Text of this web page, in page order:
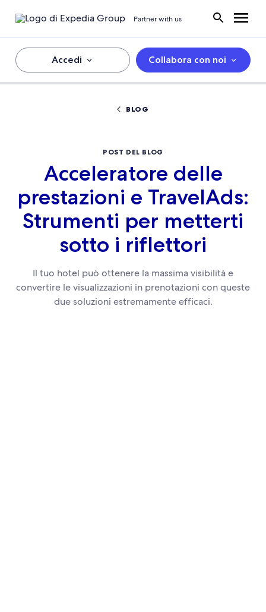
Partner with us
Accedi Collabora con noi
BLOG
POST DEL BLOG
Acceleratore delle
prestazioni e TravelAds:
Strumenti per metterti
sotto i riflettori
Il tuo hotel può ottenere la massima visibilità e
convertire le visualizzazioni in prenotazioni con queste
due soluzioni estremamente efficaci.